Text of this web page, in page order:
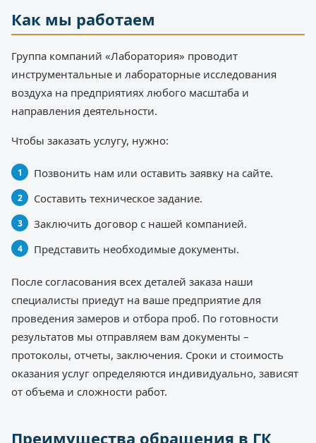
Как мы работаем
Группа компаний «Лаборатория» проводит
инструментальные и лабораторные исследования
воздуха на предприятиях любого масштаба и
направления деятельности.
Чтобы заказать услугу, нужно:
Позвонить нам или оставить заявку на сайте.
Составить техническое задание.
Заключить договор с нашей компанией.
Представить необходимые документы.
После согласования всех деталей заказа наши
специалисты приедут на ваше предприятие для
проведения замеров и отбора проб. По готовности
результатов мы отправляем вам документы –
протоколы, отчеты, заключения. Сроки и стоимость
оказания услуг определяются индивидуально, зависят
от объема и сложности работ.
Преимущества обращения в ГК